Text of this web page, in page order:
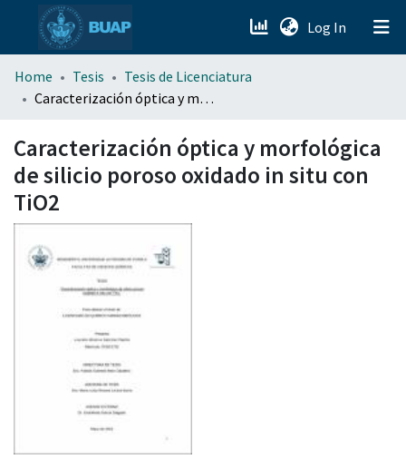
Log In (current)
menu.section.about_menu
Home Tesis
Tesis de Licenciatura
Caracterización óptica y morfológica de silicio poroso oxidado in situ con TiO2
Caracterización óptica y morfológica
de silicio poroso oxidado in situ con
TiO2